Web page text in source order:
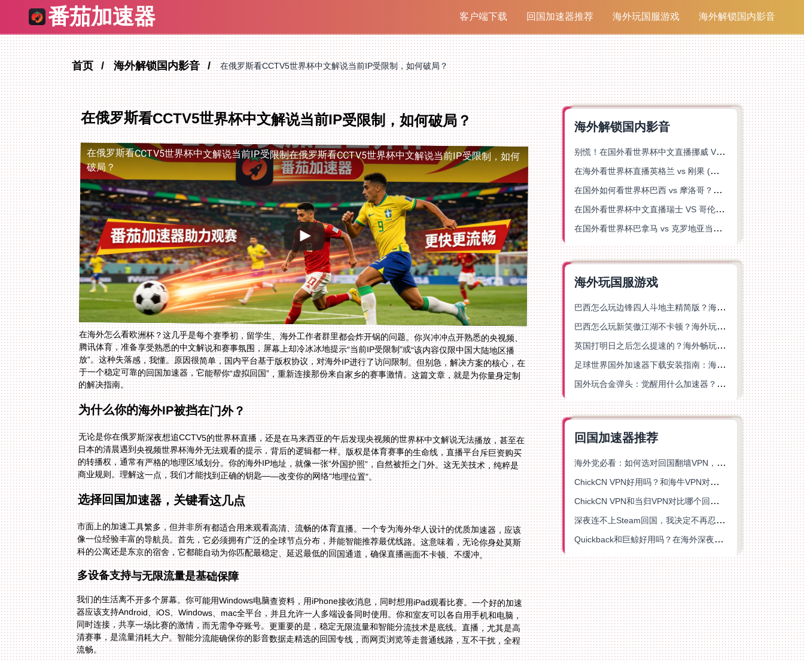
番茄加速器 客户端下载 回国加速器推荐 海外玩国服游戏 海外解锁国内影音
首页 海外解锁国内影音 在俄罗斯看CCTV5世界杯中文解说当前IP受限制，如何破局？
在俄罗斯看CCTV5世界杯中文解说当前IP受限制，如何破局？
在俄罗斯看CCTV5世界杯中文解说当前IP受限制在俄罗斯看CCTV5世界杯中文解说当前IP受限制，如何
破局？
在海外怎么看欧洲杯？这几乎是每个赛季初，留学生、海外工作者群里都会炸开锅的问题。你兴冲冲点开熟悉的央视频、
腾讯体育，准备享受熟悉的中文解说和赛事氛围，屏幕上却冷冰冰地提示“当前IP受限制”或“该内容仅限中国大陆地区播
放”。这种失落感，我懂。原因很简单，国内平台基于版权协议，对海外IP进行了访问限制。但别急，解决方案的核心，在
于一个稳定可靠的回国加速器，它能帮你“虚拟回国”，重新连接那份来自家乡的赛事激情。这篇文章，就是为你量身定制
的解决指南。
为什么你的海外IP被挡在门外？
无论是你在俄罗斯深夜想追CCTV5的世界杯直播，还是在马来西亚的午后发现央视频的世界杯中文解说无法播放，甚至在
日本的清晨遇到央视频世界杯海外无法观看的提示，背后的逻辑都一样。版权是体育赛事的生命线，直播平台斥巨资购买
的转播权，通常有严格的地理区域划分。你的海外IP地址，就像一张“外国护照”，自然被拒之门外。这无关技术，纯粹是
商业规则。理解这一点，我们才能找到正确的钥匙——改变你的网络“地理位置”。
选择回国加速器，关键看这几点
市面上的加速工具繁多，但并非所有都适合用来观看高清、流畅的体育直播。一个专为海外华人设计的优质加速器，应该
像一位经验丰富的导航员。首先，它必须拥有广泛的全球节点分布，并能智能推荐最优线路。这意味着，无论你身处莫斯
科的公寓还是东京的宿舍，它都能自动为你匹配最稳定、延迟最低的回国通道，确保直播画面不卡顿、不缓冲。
多设备支持与无限流量是基础保障
我们的生活离不开多个屏幕。你可能用Windows电脑查资料，用iPhone接收消息，同时想用iPad观看比赛。一个好的加速
器应该支持Android、iOS、Windows、mac全平台，并且允许一人多端设备同时使用。你和室友可以各自用手机和电脑，
同时连接，共享一场比赛的激情，而无需争夺账号。更重要的是，稳定无限流量和智能分流技术是底线。直播，尤其是高
清赛事，是流量消耗大户。智能分流能确保你的影音数据走精选的回国专线，而网页浏览等走普通线路，互不干扰，全程
流畅。
海外解锁国内影音
别慌！在国外看世界杯中文直播挪威 VS 英格兰仅限中国大陆？这篇指南帮你搞定
在海外看世界杯直播英格兰 vs 刚果 (金)当前地区不可播放？这篇指南帮你突破所有限制
在国外如何看世界杯巴西 vs 摩洛哥？海外党专属体育观赛指南来了
在国外看世界杯中文直播瑞士 VS 哥伦比亚当前地区不可播放？这篇指南帮你搞定
在国外看世界杯巴拿马 vs 克罗地亚当前地区不可播放？这篇指南帮你轻松解决海外体育直播难题
海外玩国服游戏
巴西怎么玩边锋四人斗地主精简版？海外游戏党的加速器终极选择
巴西怎么玩新笑傲江湖不卡顿？海外玩家国服游戏加速终极指南（附猫和老鼠一梦江湖实测）
英国打明日之后怎么提速的？海外畅玩国服游戏终极指南
足球世界国外加速器下载安装指南：海外党畅玩国服游戏的终极解决方案
国外玩合金弹头：觉醒用什么加速器？一份写给海外游子的畅玩指南
回国加速器推荐
海外党必看：如何选对回国翻墙VPN，无缝解锁国内资源？
ChickCN VPN好用吗？和海牛VPN对比哪个回国效果更好？
ChickCN VPN和当归VPN对比哪个回国效果更好？海外党亲测后选了它
深夜连不上Steam回国，我决定不再忍受这数字鸿沟
Quickback和巨鲸好用吗？在海外深夜想刷B站、追爱奇艺的你，或许正需要这份答案